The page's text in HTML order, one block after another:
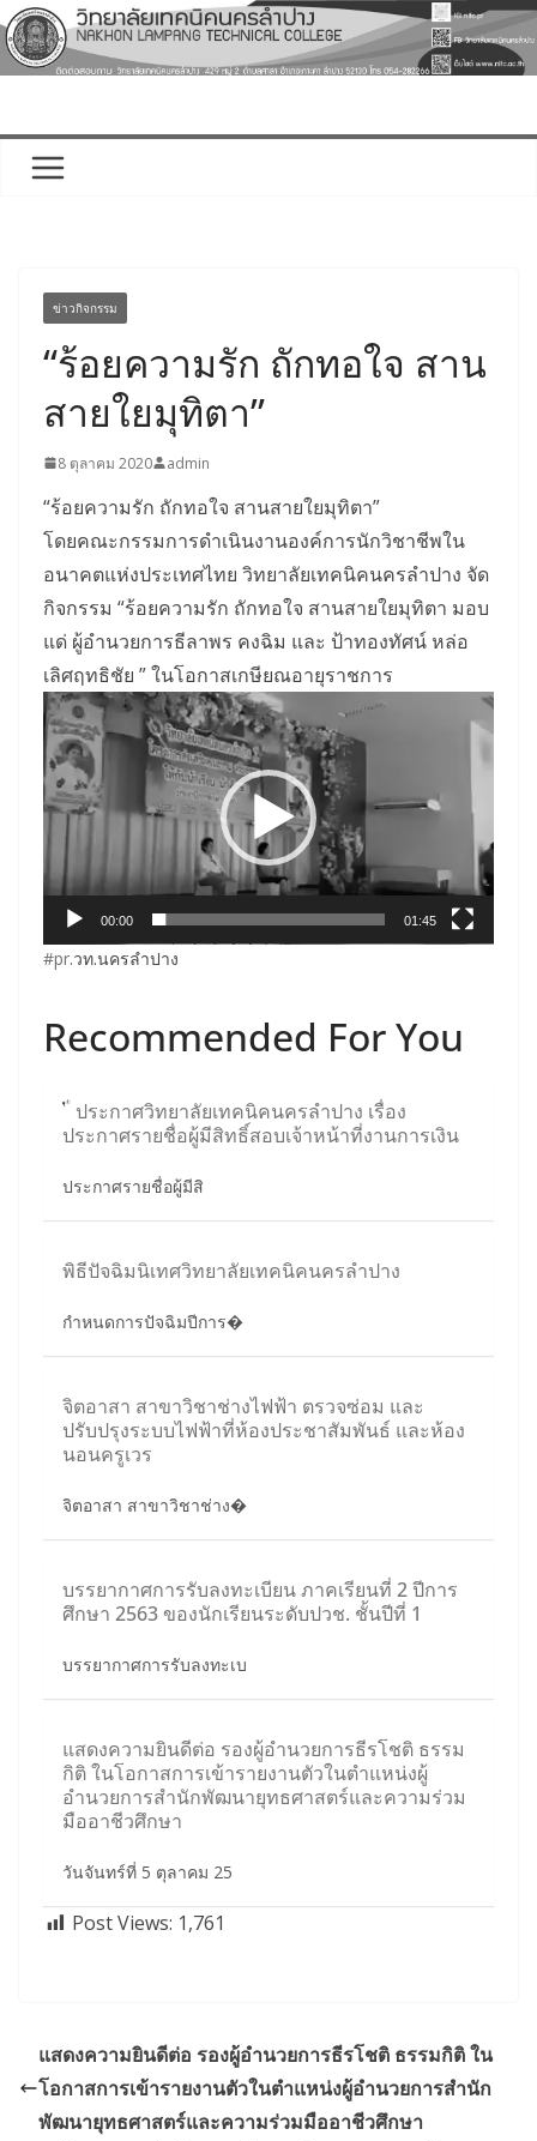
Skip
to
content
ข่าวกิจกรรม
“ร้อยความรัก ถักทอใจ สาน
สายใยมุทิตา”
8 ตุลาคม 2020 admin
“ร้อยความรัก ถักทอใจ สานสายใยมุทิตา”
โดยคณะกรรมการดำเนินงานองค์การนักวิชาชีพใน
อนาคตแห่งประเทศไทย วิทยาลัยเทคนิคนครลำปาง จัด
กิจกรรม “ร้อยความรัก ถักทอใจ สานสายใยมุทิตา มอบ
แด่ ผู้อำนวยการธีลาพร คงฉิม และ ป้าทองทัศน์ หล่อ
เลิศฤทธิชัย ” ในโอกาสเกษียณอายุราชการ
ตัว
เล่น
ไฟล์
วิดีโอ
00:00 01:45
#pr.วท.นครลำปาง
Recommended For You
ประกาศวิทยาลัยเทคนิคนครลำปาง เรื่อง
ประกาศรายชื่อผู้มีสิทธิ์สอบเจ้าหน้าที่งานการเงิน
ประกาศรายชื่อผู้มีสิ
พิธีปัจฉิมนิเทศวิทยาลัยเทคนิคนครลำปาง
กำหนดการปัจฉิมปีการ�
จิตอาสา สาขาวิชาช่างไฟฟ้า ตรวจซ่อม และ
ปรับปรุงระบบไฟฟ้าที่ห้องประชาสัมพันธ์ และห้อง
นอนครูเวร
จิตอาสา สาขาวิชาช่าง�
บรรยากาศการรับลงทะเบียน ภาคเรียนที่ 2 ปีการ
ศึกษา 2563 ของนักเรียนระดับปวช. ชั้นปีที่ 1
บรรยากาศการรับลงทะเบ
แสดงความยินดีต่อ รองผู้อำนวยการธีรโชติ ธรรม
กิติ ในโอกาสการเข้ารายงานตัวในตำแหน่งผู้
อำนวยการสำนักพัฒนายุทธศาสตร์และความร่วม
มืออาชีวศึกษา
วันจันทร์ที่ 5 ตุลาคม 25
Post Views: 1,761
แสดงความยินดีต่อ รองผู้อำนวยการธีรโชติ ธรรมกิติ ใน
โอกาสการเข้ารายงานตัวในตำแหน่งผู้อำนวยการสำนัก
พัฒนายุทธศาสตร์และความร่วมมืออาชีวศึกษา